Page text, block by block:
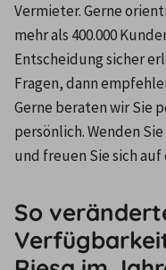
Vermieter. Gerne
mehr als 400.000
Entscheidung sicher
Fragen, dann
Gerne beraten wir Sie
persönlich. Wenden
und freuen Sie sich
So